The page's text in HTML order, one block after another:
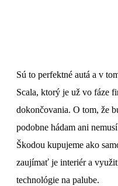
Sú to perfektné autá a v
Scala, ktorý je už vo fáze
dokončovania. O tom, že
podobne hádam ani
Škodou kupujeme ako
zaujímať je interiér a
technológie na palube.